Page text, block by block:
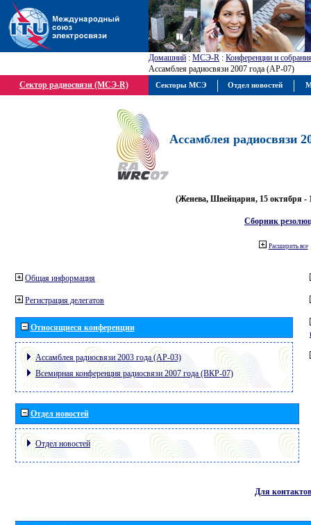
Домашний : МСЭ-R : Конференции и
Ассамблея радиосвязи 2007 года (АР-07)
Сектор радиосвязи (МСЭ-R)
Ассамблея радиосвязи
(Женева, Швейцария, 15 октября -
Сборник
Расширить все
Общая информация
Регистрация делегатов
Относящиеся конференции
Ассамблея радиосвязи 2003 года (АР-03)
Всемирная конференция радиосвязи 2007 года (ВКР-07)
Отдел новостей
Отдел новостей
Для контактов
Секторы МСЭ Отдел новостей